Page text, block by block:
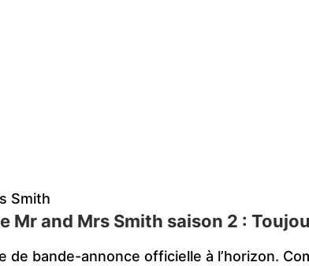
Smith
Mr and Mrs Smith saison 2 :
de bande-annonce officielle à l’horizon.